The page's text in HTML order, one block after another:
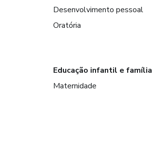
Desenvolvimento pessoal
Oratória
Educação infantil e família
Maternidade